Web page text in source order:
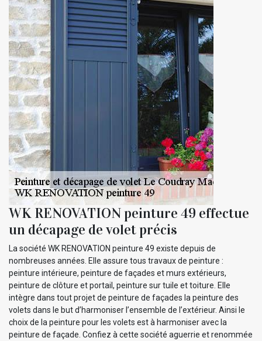
WK RENOVATION peinture 49 effectue
un décapage de volet précis
La société WK RENOVATION peinture 49 existe depuis de
nombreuses années. Elle assure tous travaux de peinture :
peinture intérieure, peinture de façades et murs extérieurs,
peinture de clôture et portail, peinture sur tuile et toiture. Elle
intègre dans tout projet de peinture de façades la peinture des
volets dans le but d’harmoniser l’ensemble de l’extérieur. Ainsi le
choix de la peinture pour les volets est à harmoniser avec la
peinture de façade. Confiez à cette société aguerrie et renommée